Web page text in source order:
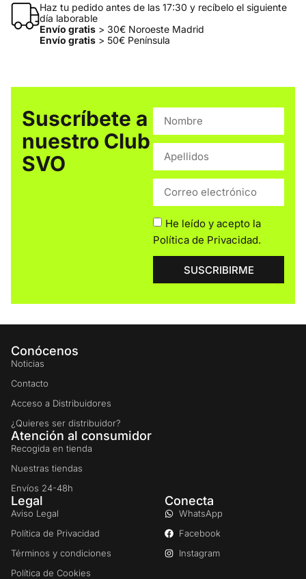
Haz tu pedido antes de las 17:30 y recíbelo el siguiente
día laborable
Envío gratis> 30€ Noroeste Madrid
Envío gratis> 50€ Península
Suscríbete a
nuestro Club
SVO
He leído y acepto la
Política de Privacidad.
SUSCRIBIRME
Conócenos
Noticias
Contacto
Acceso a Distribuidores
¿Quieres ser distribuidor?
Atención al consumidor
Recogida en tienda
Nuestras tiendas
Envíos 24-48h
Legal
Aviso Legal
Política de Privacidad
Términos y condiciones
Política de Cookies
Conecta
WhatsApp
Facebook
Instagram